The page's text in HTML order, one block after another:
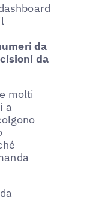
da
da
molti
a